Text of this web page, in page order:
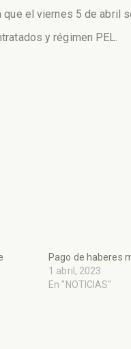
que el viernes 5 de
y régimen PEL.
Pago de haberes
1 abril, 2023
En "NOTICIAS"